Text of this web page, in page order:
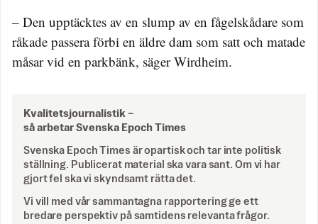
– Den upptäcktes av en slump av en fågelskådare som
råkade passera förbi en äldre dam som satt och matade
måsar vid en parkbänk, säger Wirdheim.
Kvalitetsjournalistik –
så arbetar Svenska Epoch Times
Svenska Epoch Times är opartisk och tar inte politisk
ställning. Publicerat material ska vara sant. Om vi har
gjort fel ska vi skyndsamt rätta det.
Vi vill med vår sammantagna rapportering ge ett
bredare perspektiv på samtidens relevanta frågor.